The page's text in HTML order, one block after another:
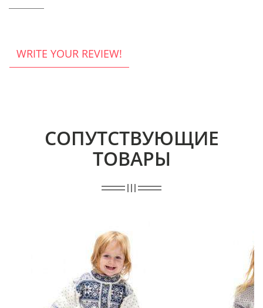
WRITE YOUR REVIEW!
СОПУТСТВУЮЩИЕ
ТОВАРЫ